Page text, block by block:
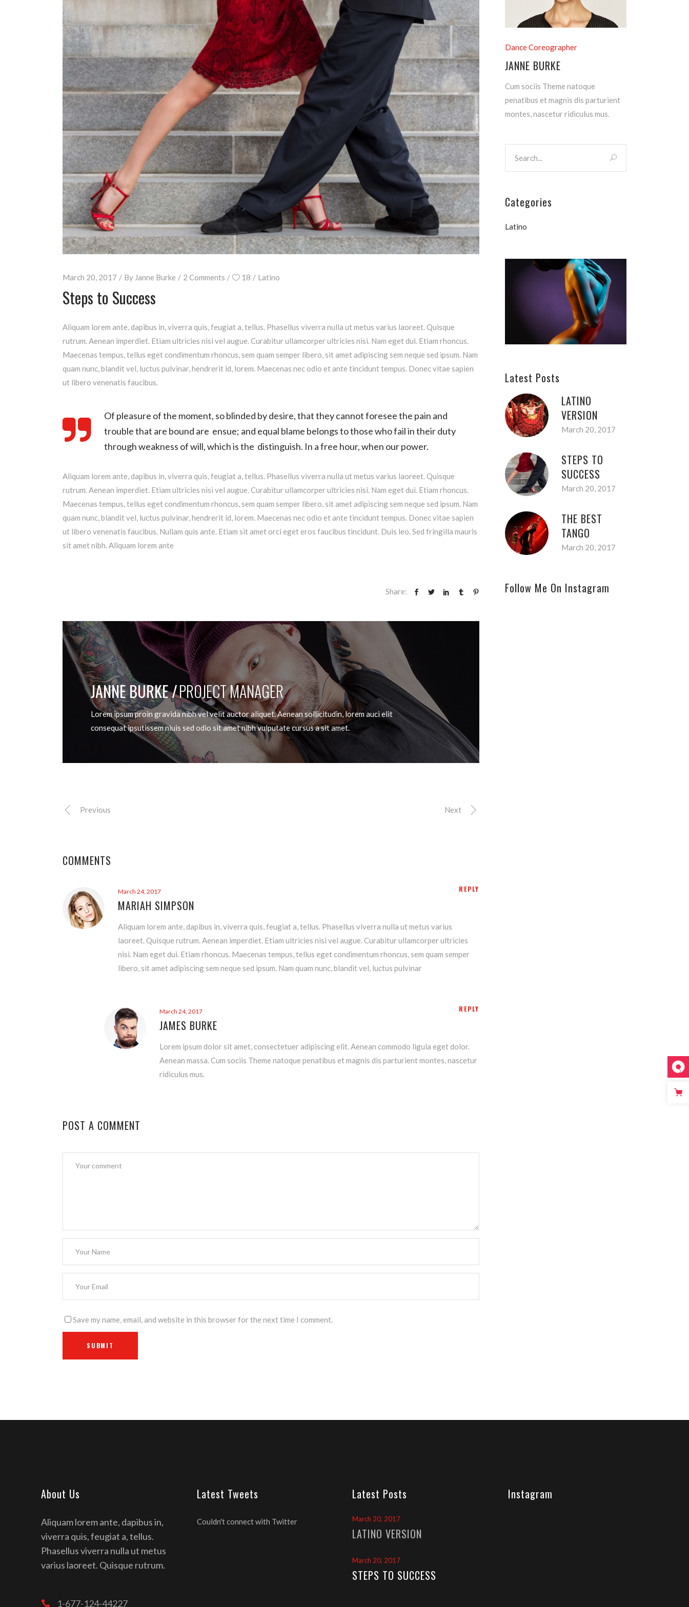
March 20, 2017 By Janne Burke 2 Comments 18 Latino
Steps to Success
Aliquam lorem ante, dapibus in, viverra quis, feugiat a, tellus. Phasellus viverra nulla ut metus varius laoreet. Quisque
rutrum. Aenean imperdiet. Etiam ultricies nisi vel augue. Curabitur ullamcorper ultricies nisi. Nam eget dui. Etiam rhoncus.
Maecenas tempus, tellus eget condimentum rhoncus, sem quam semper libero, sit amet adipiscing sem neque sed ipsum. Nam
quam nunc, blandit vel, luctus pulvinar, hendrerit id, lorem. Maecenas nec odio et ante tincidunt tempus. Donec vitae sapien
ut libero venenatis faucibus.
Of pleasure of the moment, so blinded by desire, that they cannot foresee the pain and
trouble that are bound are ensue; and equal blame belongs to those who fail in their duty
through weakness of will, which is the distinguish. In a free hour, when our power.
Aliquam lorem ante, dapibus in, viverra quis, feugiat a, tellus. Phasellus viverra nulla ut metus varius laoreet. Quisque
rutrum. Aenean imperdiet. Etiam ultricies nisi vel augue. Curabitur ullamcorper ultricies nisi. Nam eget dui. Etiam rhoncus.
Maecenas tempus, tellus eget condimentum rhoncus, sem quam semper libero, sit amet adipiscing sem neque sed ipsum. Nam
quam nunc, blandit vel, luctus pulvinar, hendrerit id, lorem. Maecenas nec odio et ante tincidunt tempus. Donec vitae sapien
ut libero venenatis faucibus. Nullam quis ante. Etiam sit amet orci eget eros faucibus tincidunt. Duis leo. Sed fringilla mauris
sit amet nibh. Aliquam lorem ante
Share:
JANNE BURKE PROJECT MANAGER
Lorem ipsum proin gravida nibh vel velit auctor aliquet. Aenean sollicitudin, lorem auci elit
consequat ipsutissem niuis sed odio sit amet nibh vulputate cursus a sit amet.
Previous Next
COMMENTS
March 24, 2017 REPLY
MARIAH SIMPSON
Aliquam lorem ante, dapibus in, viverra quis, feugiat a, tellus. Phasellus viverra nulla ut metus varius
laoreet. Quisque rutrum. Aenean imperdiet. Etiam ultricies nisi vel augue. Curabitur ullamcorper ultricies
nisi. Nam eget dui. Etiam rhoncus. Maecenas tempus, tellus eget condimentum rhoncus, sem quam semper
libero, sit amet adipiscing sem neque sed ipsum. Nam quam nunc, blandit vel, luctus pulvinar
March 24, 2017 REPLY
JAMES BURKE
Lorem ipsum dolor sit amet, consectetuer adipiscing elit. Aenean commodo ligula eget dolor.
Aenean massa. Cum sociis Theme natoque penatibus et magnis dis parturient montes, nascetur
ridiculus mus.
POST A COMMENT
Save my name, email, and website in this browser for the next time I comment.
Dance Coreographer
JANNE BURKE
Cum sociis Theme natoque
penatibus et magnis dis parturient
montes, nascetur ridiculus mus.
Categories
Latino
Latest Posts
LATINO
VERSION
March 20, 2017
STEPS TO
SUCCESS
March 20, 2017
THE BEST
TANGO
March 20, 2017
Follow Me On Instagram
About Us
Aliquam lorem ante, dapibus in,
viverra quis, feugiat a, tellus.
Phasellus viverra nulla ut metus
varius laoreet. Quisque rutrum.
1-677-124-44227
Latest Tweets
Couldn't connect with Twitter
Latest Posts
March 20, 2017
LATINO VERSION
March 20, 2017
STEPS TO SUCCESS
Instagram